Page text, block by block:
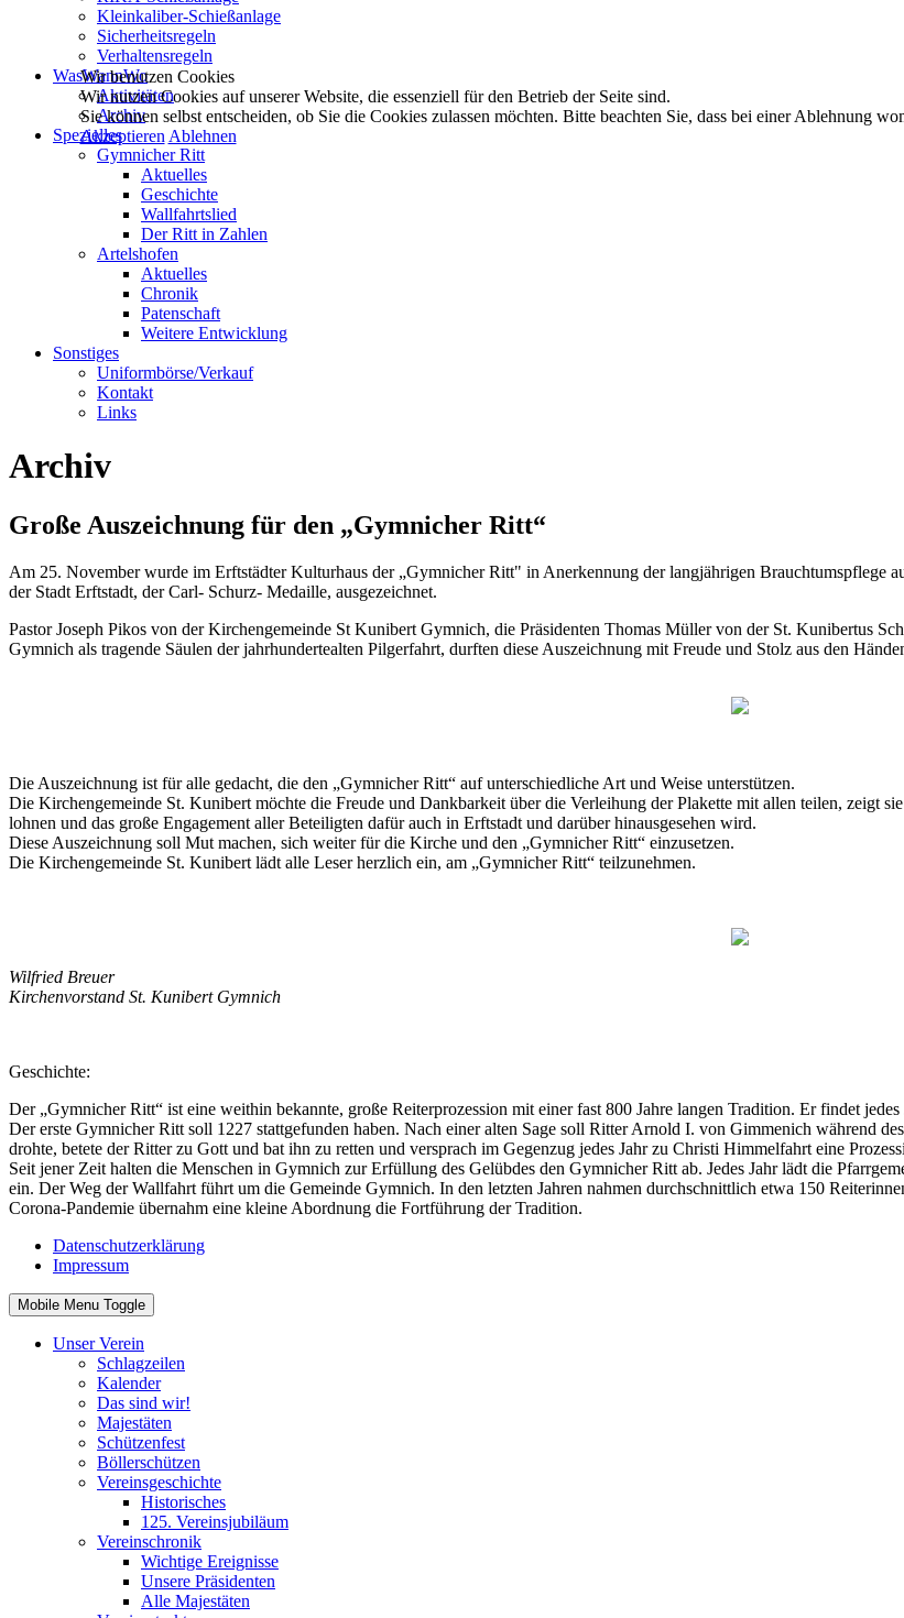
Kleinkaliber-Schießanlage
Sicherheitsregeln
Verhaltensregeln
WasWannWo
Aktivitäten
Archiv
Spezielles
Gymnicher Ritt
Aktuelles
Geschichte
Wallfahrtslied
Der Ritt in Zahlen
Artelshofen
Aktuelles
Chronik
Patenschaft
Weitere Entwicklung
Sonstiges
Uniformbörse/Verkauf
Kontakt
Links
Archiv
Große Auszeichnung für den „Gymnicher Ritt“
Am 25. November wurde im Erftstädter Kulturhaus der „Gymnicher Ritt" in Anerkennung der langjährigen Brauchtumspflege
der Stadt Erftstadt, der Carl- Schurz- Medaille, ausgezeichnet.
Pastor Joseph Pikos von der Kirchengemeinde St Kunibert Gymnich, die Präsidenten Thomas Müller von der St. Kunibertus
Gymnich als tragende Säulen der jahrhundertealten Pilgerfahrt, durften diese Auszeichnung mit Freude und Stolz aus den
Die Auszeichnung ist für alle gedacht, die den „Gymnicher Ritt“ auf unterschiedliche Art und Weise unterstützen.
Die Kirchengemeinde St. Kunibert möchte die Freude und Dankbarkeit über die Verleihung der Plakette mit allen teilen, zeigt
lohnen und das große Engagement aller Beteiligten dafür auch in Erftstadt und darüber hinausgesehen wird.
Diese Auszeichnung soll Mut machen, sich weiter für die Kirche und den „Gymnicher Ritt“ einzusetzen.
Die Kirchengemeinde St. Kunibert lädt alle Leser herzlich ein, am „Gymnicher Ritt“ teilzunehmen.
Wilfried Breuer
Kirchenvorstand St. Kunibert Gymnich
Geschichte:
Der „Gymnicher Ritt“ ist eine weithin bekannte, große Reiterprozession mit einer fast 800 Jahre langen Tradition. Er findet
Der erste Gymnicher Ritt soll 1227 stattgefunden haben. Nach einer alten Sage soll Ritter Arnold I. von Gimmenich während
drohte, betete der Ritter zu Gott und bat ihn zu retten und versprach im Gegenzug jedes Jahr zu Christi Himmelfahrt eine
Seit jener Zeit halten die Menschen in Gymnich zur Erfüllung des Gelübdes den Gymnicher Ritt ab. Jedes Jahr lädt die
ein. Der Weg der Wallfahrt führt um die Gemeinde Gymnich. In den letzten Jahren nahmen durchschnittlich etwa 150
Corona-Pandemie übernahm eine kleine Abordnung die Fortführung der Tradition.
Datenschutzerklärung
Impressum
Mobile Menu Toggle
Unser Verein
Schlagzeilen
Kalender
Das sind wir!
Majestäten
Schützenfest
Böllerschützen
Vereinsgeschichte
Historisches
125. Vereinsjubiläum
Vereinschronik
Wichtige Ereignisse
Unsere Präsidenten
Alle Majestäten
Wir benutzen Cookies
Wir nutzen Cookies auf unserer Website, die essenziell für den Betrieb der Seite sind.
Sie können selbst entscheiden, ob Sie die Cookies zulassen möchten. Bitte beachten Sie, dass bei einer Ablehnung
Akzeptieren Ablehnen